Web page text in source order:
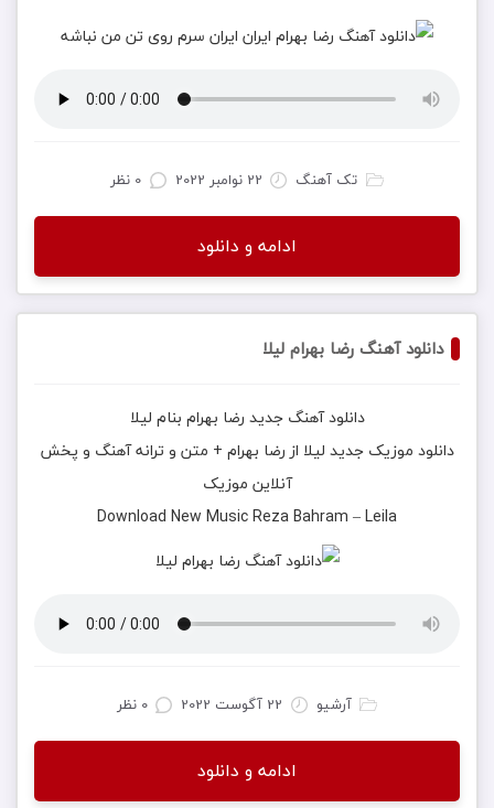
تک آهنگ 22 نوامبر 2022 0 نظر
ادامه و دانلود
دانلود آهنگ رضا بهرام لیلا
دانلود آهنگ جديد رضا بهرام بنام لیلا
دانلود موزیک جديد لیلا ازرضا بهرام + متن و ترانه آهنگ و پخش
آنلاين موزيک
Download New MusicReza Bahram –Leila
آرشیو 22 آگوست 2022 0 نظر
ادامه و دانلود